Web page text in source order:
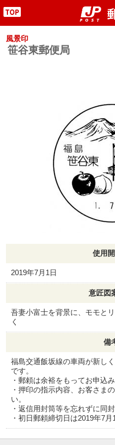
"
風景印
笹谷東郵便局
使用
2019年7月1日
意匠図
吾妻小富士を背景に、モモと
く
備
福島交通飯坂線の車両が新し
です。
・郵頼は余裕をもってお申込み
・押印の指示内容、お客さま
い。
・返信用封筒等を忘れずに同
・初日郵頼締切日は2019年7月